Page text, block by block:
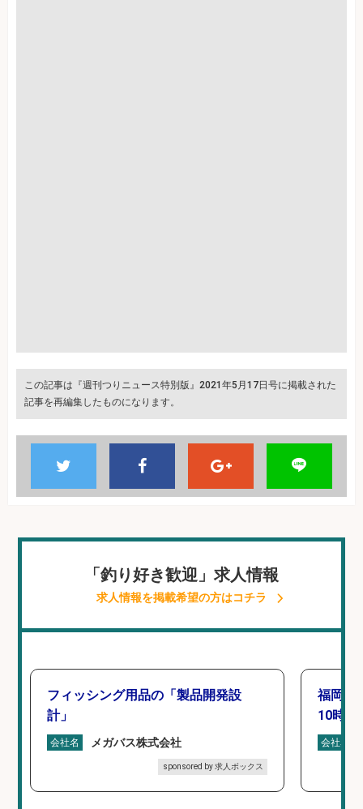
この記事は『週刊つりニュース特別版』2021年5月17日号に掲載された
記事を再編集したものになります。
「釣り好き歓迎」求人情報
求人情報を掲載希望の方はコチラ
フィッシング用品の「製品開発設
計」
会社名 メガバス株式会社
sponsored by 求人ボックス
福岡「
10時間
会社名